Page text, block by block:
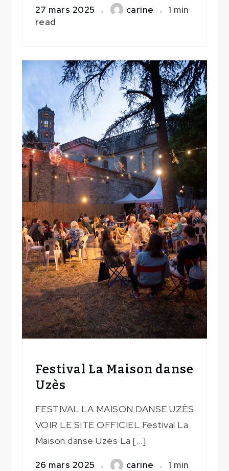
27 mars 2025 carine
1 min
read
Festival La Maison danse
Uzès
FESTIVAL LA MAISON DANSE UZÈS
VOIR LE SITE OFFICIEL Festival La
Maison danse Uzès La […]
26 mars 2025 carine
1 min